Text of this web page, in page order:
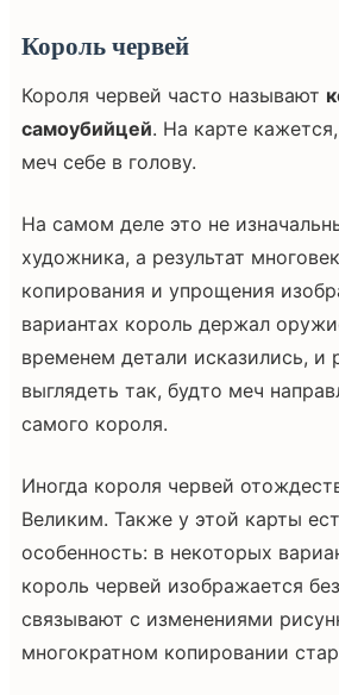
Король червей
Короля червей часто называют
самоубийцей. На карте
меч себе в голову.
На самом деле это не
художника, а результат
копирования и упрощения
вариантах король держал
временем детали исказились, и
выглядеть так, будто меч
самого короля.
Иногда короля червей
Великим. Также у этой карты
особенность: в некоторых
король червей изображается
связывают с изменениями
многократном копировании